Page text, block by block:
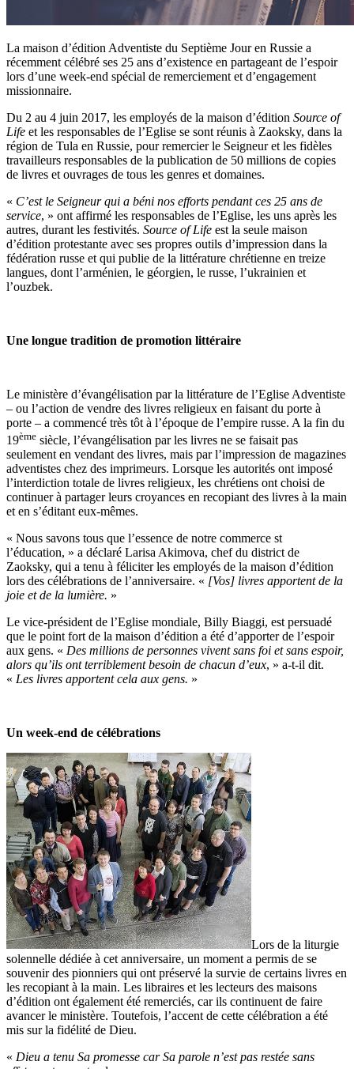
La maison d’édition Adventiste du Septième Jour en Russie a
récemment célébré ses 25 ans d’existence en partageant de l’espoir
lors d’une week-end spécial de remerciement et d’engagement
missionnaire.
Du 2 au 4 juin 2017, les employés de la maison d’édition Source of
Life et les responsables de l’Eglise se sont réunis à Zaoksky, dans la
région de Tula en Russie, pour remercier le Seigneur et les fidèles
travailleurs responsables de la publication de 50 millions de copies
de livres et ouvrages de tous les genres et domaines.
« C’est le Seigneur qui a béni nos efforts pendant ces 25 ans de
service, » ont affirmé les responsables de l’Eglise, les uns après les
autres, durant les festivités. Source of Life est la seule maison
d’édition protestante avec ses propres outils d’impression dans la
fédération russe et qui publie de la littérature chrétienne en treize
langues, dont l’arménien, le géorgien, le russe, l’ukrainien et
l’ouzbek.
Une longue tradition de promotion littéraire
Le ministère d’évangélisation par la littérature de l’Eglise Adventiste
– ou l’action de vendre des livres religieux en faisant du porte à
porte – a commencé très tôt à l’époque de l’empire russe. A la fin du
19ème siècle, l’évangélisation par les livres ne se faisait pas
seulement en vendant des livres, mais par l’impression de magazines
adventistes chez des imprimeurs. Lorsque les autorités ont imposé
l’interdiction totale de livres religieux, les chrétiens ont choisi de
continuer à partager leurs croyances en recopiant des livres à la main
et en s’éditant eux-mêmes.
« Nous savons tous que l’essence de notre commerce st
l’éducation, » a déclaré Larisa Akimova, chef du district de
Zaoksky, qui a tenu à féliciter les employés de la maison d’édition
lors des célébrations de l’anniversaire. « [Vos] livres apportent de la
joie et de la lumière. »
Le vice-président de l’Eglise mondiale, Billy Biaggi, est persuadé
que le point fort de la maison d’édition a été d’apporter de l’espoir
aux gens. « Des millions de personnes vivent sans foi et sans espoir,
alors qu’ils ont terriblement besoin de chacun d’eux, » a-t-il dit.
« Les livres apportent cela aux gens. »
Un week-end de célébrations
Lors de la liturgie
solennelle dédiée à cet anniversaire, un moment a permis de se
souvenir des pionniers qui ont préservé la survie de certains livres en
les recopiant à la main. Les libraires et les lecteurs des maisons
d’édition ont également été remerciés, car ils continuent de faire
avancer le ministère. Toutefois, l’accent de cette célébration a été
mis sur la fidélité de Dieu.
« Dieu a tenu Sa promesse car Sa parole n’est pas restée sans